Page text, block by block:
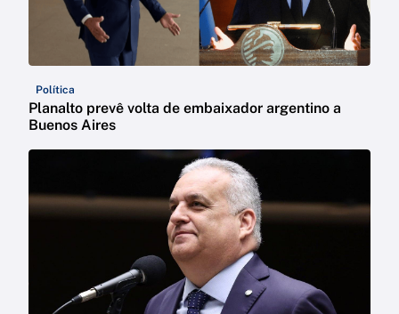
Política
Planalto prevê volta de embaixador argentino a
Buenos Aires